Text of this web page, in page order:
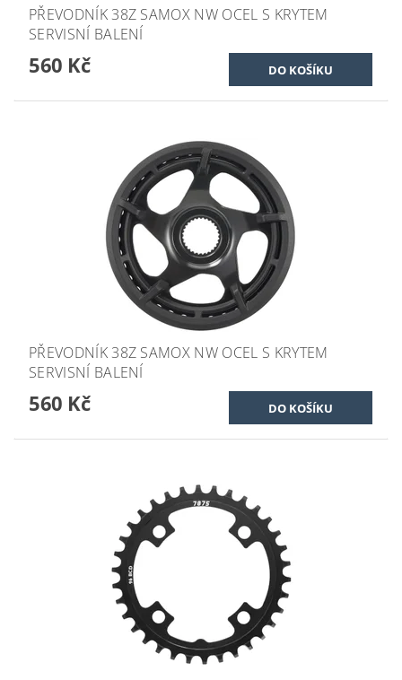
PŘEVODNÍK 38Z SAMOX NW OCEL S KRYTEM
SERVISNÍ BALENÍ
560 Kč
PŘEVODNÍK 38Z SAMOX NW OCEL S KRYTEM
SERVISNÍ BALENÍ
560 Kč